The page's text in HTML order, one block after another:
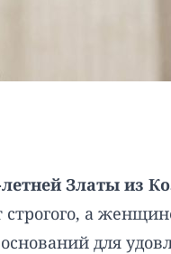
Златы из
строгого, а
для